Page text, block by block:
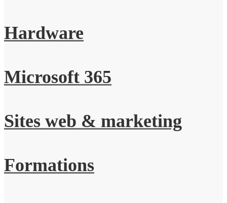
Hardware
Microsoft 365
Sites web & marketing
Formations